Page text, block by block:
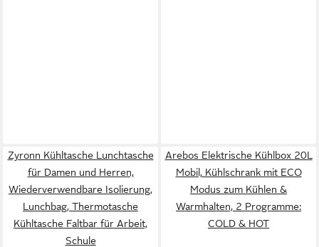
Zyronn Kühltasche Lunchtasche
für Damen und Herren,
Wiederverwendbare Isolierung,
Lunchbag, Thermotasche
Kühltasche Faltbar für Arbeit,
Schule
Arebos Elektrische Kühlbox 20L
Mobil, Kühlschrank mit ECO
Modus zum Kühlen &
Warmhalten, 2 Programme:
COLD & HOT